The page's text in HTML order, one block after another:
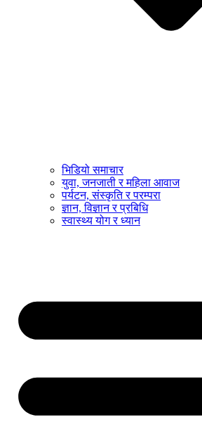
भिडियो समाचार
युवा, जनजाती र महिला आवाज
पर्यटन, संस्कृति र परम्परा
ज्ञान, विज्ञान र प्रबिधि
स्वास्थ्य योग र ध्यान